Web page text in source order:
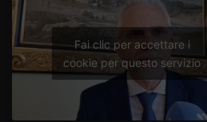
Fai clic per accettare i
cookie per questo servizio